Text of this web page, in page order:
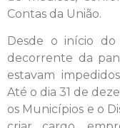
Contas da União.
Desde o início
decorrente da
estavam
Até o dia 31 de
os Municípios e o